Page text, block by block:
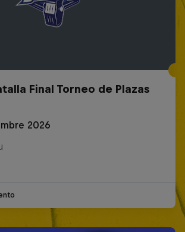
Final Torneo de Plazas
2026